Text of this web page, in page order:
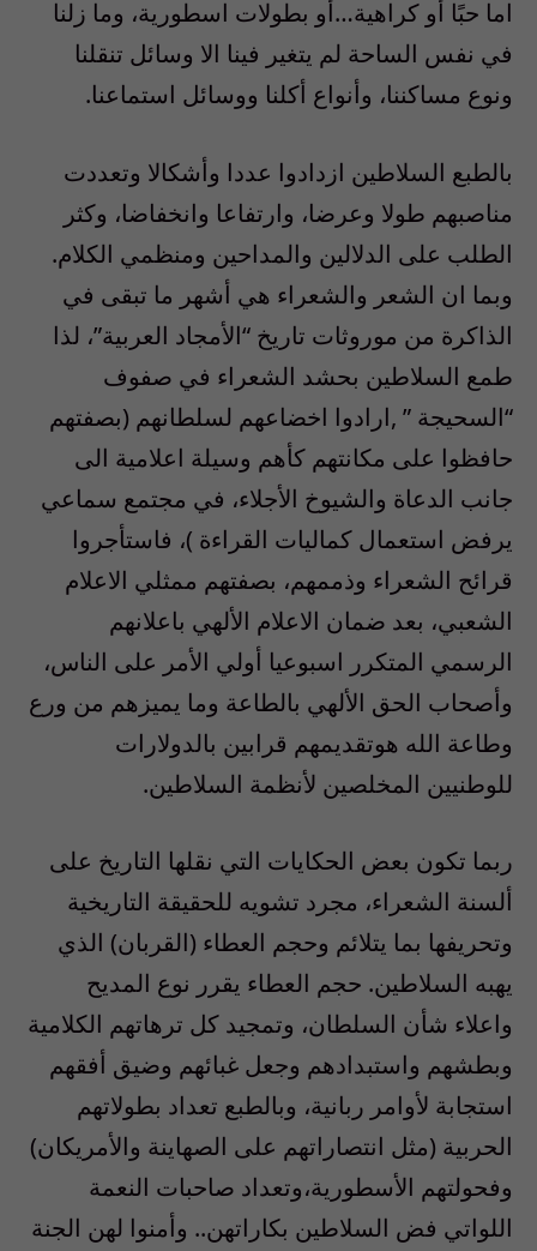
اما حبًا أو كراهية…أو بطولات اسطورية، وما زلنا
في نفس الساحة لم يتغير فينا الا وسائل تنقلنا
ونوع مساكننا، وأنواع أكلنا ووسائل استماعنا.
بالطبع السلاطين ازدادوا عددا وأشكالا وتعددت
مناصبهم طولا وعرضا، وارتفاعا وانخفاضا، وكثر
الطلب على الدلالين والمداحين ومنظمي الكلام.
وبما ان الشعر والشعراء هي أشهر ما تبقى في
الذاكرة من موروثات تاريخ “الأمجاد العربية”، لذا
طمع السلاطين بحشد الشعراء في صفوف
“السحيجة ” ,ارادوا اخضاعهم لسلطانهم (بصفتهم
حافظوا على مكانتهم كأهم وسيلة اعلامية الى
جانب الدعاة والشيوخ الأجلاء، في مجتمع سماعي
يرفض استعمال كماليات القراءة )، فاستأجروا
قرائح الشعراء وذممهم، بصفتهم ممثلي الاعلام
الشعبي، بعد ضمان الاعلام الألهي باعلانهم
الرسمي المتكرر اسبوعيا أولي الأمر على الناس،
وأصحاب الحق الألهي بالطاعة وما يميزهم من ورع
وطاعة الله هوتقديمهم قرابين بالدولارات
للوطنيين المخلصين لأنظمة السلاطين.
ربما تكون بعض الحكايات التي نقلها التاريخ على
ألسنة الشعراء، مجرد تشويه للحقيقة التاريخية
وتحريفها بما يتلائم وحجم العطاء (القربان) الذي
يهبه السلاطين. حجم العطاء يقرر نوع المديح
واعلاء شأن السلطان، وتمجيد كل ترهاتهم الكلامية
وبطشهم واستبدادهم وجعل غبائهم وضيق أفقهم
استجابة لأوامر ربانية، وبالطبع تعداد بطولاتهم
الحربية (مثل انتصاراتهم على الصهاينة والأمريكان)
وفحولتهم الأسطورية،وتعداد صاحبات النعمة
اللواتي فض السلاطين بكاراتهن.. وأمنوا لهن الجنة